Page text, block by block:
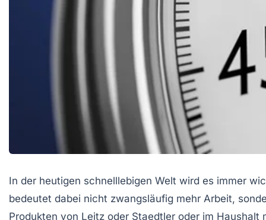
In der heutigen schnelllebigen Welt wird es immer
bedeutet dabei nicht zwangsläufig mehr Arbeit,
Produkten von Leitz oder Staedtler oder im